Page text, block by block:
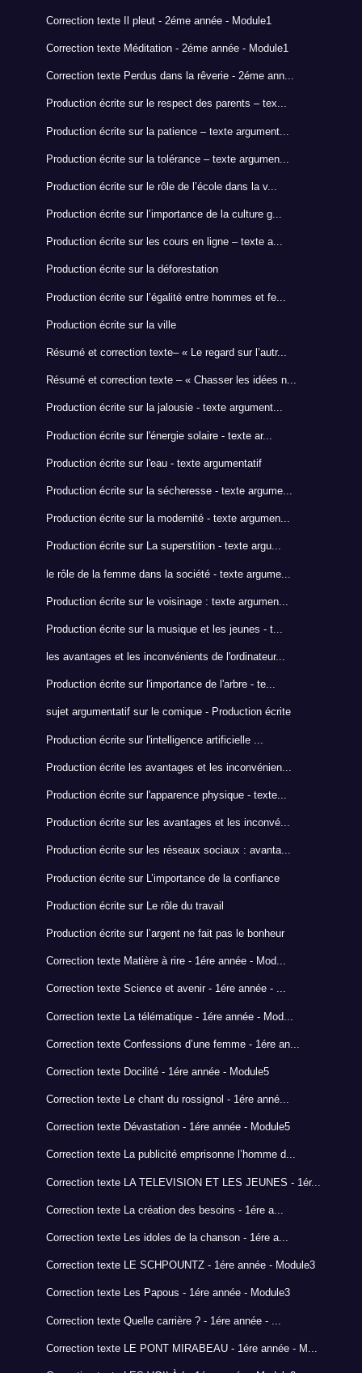
Correction texte Il pleut - 2éme année - Module1
Correction texte Méditation - 2éme année - Module1
Correction texte Perdus dans la rêverie - 2éme ann...
Production écrite sur le respect des parents – tex...
Production écrite sur la patience – texte argument...
Production écrite sur la tolérance – texte argumen...
Production écrite sur le rôle de l’école dans la v...
Production écrite sur l’importance de la culture g...
Production écrite sur les cours en ligne – texte a...
Production écrite sur la déforestation
Production écrite sur l’égalité entre hommes et fe...
Production écrite sur la ville
Résumé et correction texte– « Le regard sur l’autr...
Résumé et correction texte – « Chasser les idées n...
Production écrite sur la jalousie - texte argument...
Production écrite sur l'énergie solaire - texte ar...
Production écrite sur l'eau - texte argumentatif
Production écrite sur la sécheresse - texte argume...
Production écrite sur la modernité - texte argumen...
Production écrite sur La superstition - texte argu...
le rôle de la femme dans la société - texte argume...
Production écrite sur le voisinage : texte argumen...
Production écrite sur la musique et les jeunes - t...
les avantages et les inconvénients de l'ordinateur...
Production écrite sur l'importance de l'arbre - te...
sujet argumentatif sur le comique - Production écrite
Production écrite sur l'intelligence artificielle ...
Production écrite les avantages et les inconvénien...
Production écrite sur l'apparence physique - texte...
Production écrite sur les avantages et les inconvé...
Production écrite sur les réseaux sociaux : avanta...
Production écrite sur L’importance de la confiance
Production écrite sur Le rôle du travail
Production écrite sur l’argent ne fait pas le bonheur
Correction texte Matière à rire - 1ére année - Mod...
Correction texte Science et avenir - 1ére année - ...
Correction texte La télématique - 1ére année - Mod...
Correction texte Confessions d’une femme - 1ére an...
Correction texte Docilité - 1ére année - Module5
Correction texte Le chant du rossignol - 1ére anné...
Correction texte Dévastation - 1ére année - Module5
Correction texte La publicité emprisonne l’homme d...
Correction texte LA TELEVISION ET LES JEUNES - 1ér...
Correction texte La création des besoins - 1ére a...
Correction texte Les idoles de la chanson - 1ére a...
Correction texte LE SCHPOUNTZ - 1ére année - Module3
Correction texte Les Papous - 1ére année - Module3
Correction texte Quelle carrière ? - 1ére année - ...
Correction texte LE PONT MIRABEAU - 1ére année - M...